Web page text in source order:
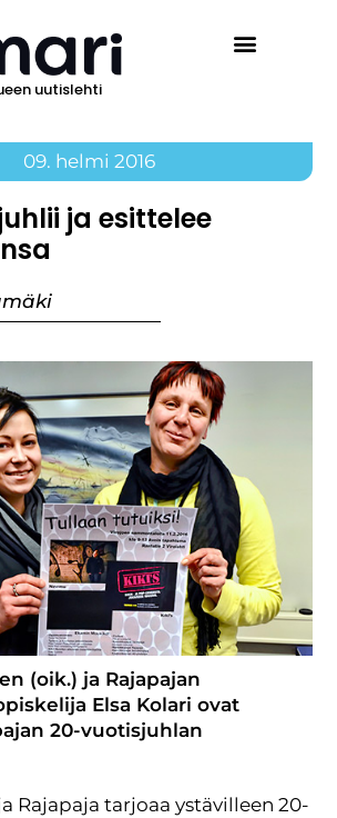
uutislehti
09. helmi 2016
ja esittelee
(oik.) ja Rajapajan
Elsa Kolari ovat
20-vuotisjuhlan
Rajapaja tarjoaa ystävilleen 20-